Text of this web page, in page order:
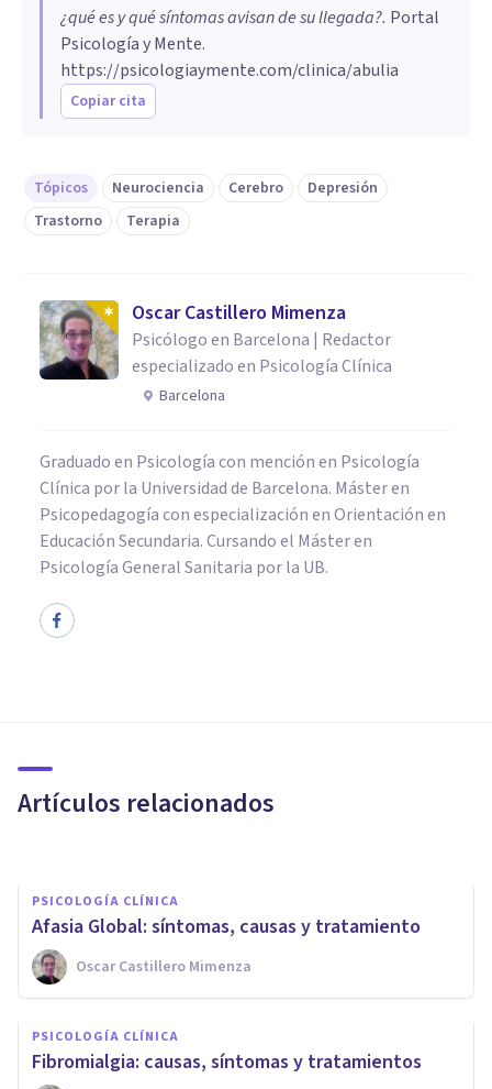
¿qué es y qué síntomas avisan de su llegada?. Portal
Psicología y Mente.
https://psicologiaymente.com/clinica/abulia
Copiar cita
Tópicos Neurociencia Cerebro
Depresión
Trastorno
Terapia
Oscar Castillero Mimenza
Psicólogo en Barcelona | Redactor
especializado en Psicología Clínica
Barcelona
Graduado en Psicología con mención en Psicología
Clínica por la Universidad de Barcelona. Máster en
Psicopedagogía con especialización en Orientación en
Educación Secundaria. Cursando el Máster en
Psicología General Sanitaria por la UB.
Artículos relacionados
este sentimiento
PSICOLOGÍA CLÍNICA
​Afasia Global: síntomas, causas y tratamiento
Oscar Castillero Mimenza
PSICOLOGÍA CLÍNICA
Fibromialgia: causas, síntomas y tratamientos
PSICOLOGÍA CLÍNICA
Síndrome de Bálint: causas,
síntomas y tratamiento